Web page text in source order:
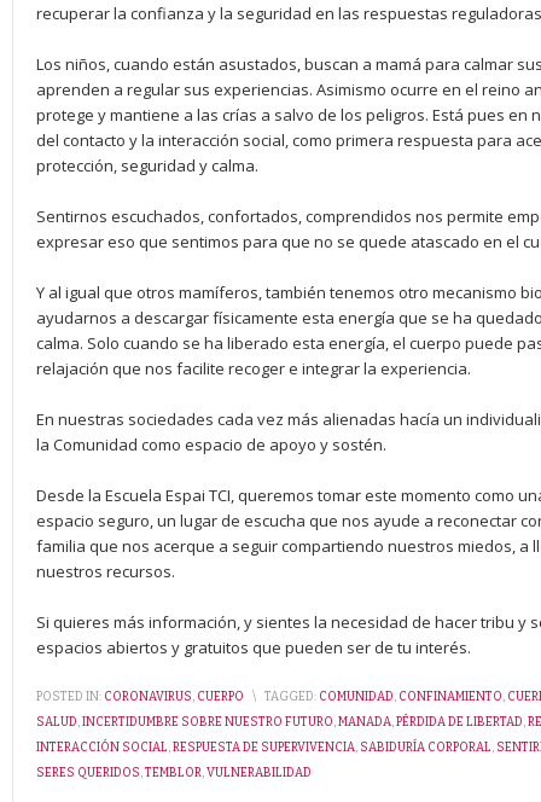
recuperar la confianza y la seguridad en las respuestas
Los niños, cuando están asustados, buscan a mamá para calmar
aprenden a regular sus experiencias. Asimismo ocurre en el reino
protege y mantiene a las crías a salvo de los peligros. Está pues en
del contacto y la interacción social, como primera respuesta para
protección, seguridad y calma.
Sentirnos escuchados, confortados, comprendidos nos permite
expresar eso que sentimos para que no se quede atascado en el
Y al igual que otros mamíferos, también tenemos otro mecanismo
ayudarnos a descargar físicamente esta energía que se ha
calma. Solo cuando se ha liberado esta energía, el cuerpo puede
relajación que nos facilite recoger e integrar la experiencia.
En nuestras sociedades cada vez más alienadas hacía un
la Comunidad como espacio de apoyo y sostén.
Desde la Escuela Espai TCI, queremos tomar este momento como
espacio seguro, un lugar de escucha que nos ayude a reconectar
familia que nos acerque a seguir compartiendo nuestros miedos,
nuestros recursos.
Si quieres más información, y sientes la necesidad de hacer tribu y
espacios abiertos y gratuitos que pueden ser de tu interés.
POSTED IN: CORONAVIRUS, CUERPO \ TAGGED: COMUNIDAD, CONFINAMIENTO,
SALUD,INCERTIDUMBRE SOBRE NUESTRO FUTURO,MANADA,PÉRDIDA DE LIBERTAD,
INTERACCIÓN SOCIAL,RESPUESTA DE SUPERVIVENCIA, SABIDURÍA CORPORAL,
SERES QUERIDOS,TEMBLOR,VULNERABILIDAD